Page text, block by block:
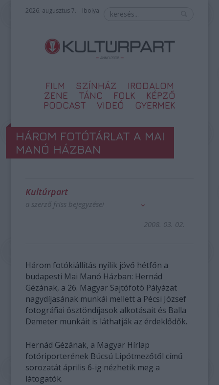
2026. augusztus 7. – Ibolya
FILM SZÍNHÁZ
IRODALOM
ZENE
TÁNC FOLK
KÉPZŐ
PODCAST
VIDEÓ GYERMEK
HÁROM FOTÓTÁRLAT A MAI
MANÓ HÁZBAN
Kultúrpart
a szerző friss bejegyzései
2008. 03. 02.
Három fotókiállítás nyílik jövő hétfőn a
budapesti Mai Manó Házban: Hernád
Gézának, a 26. Magyar Sajtófotó Pályázat
nagydíjasának munkái mellett a Pécsi József
fotográfiai ösztöndíjasok alkotásait és Balla
Demeter munkáit is láthatják az érdeklődők.
Hernád Gézának, a Magyar Hírlap
fotóriporterének Búcsú Lipótmezőtől című
sorozatát április 6-ig nézhetik meg a
látogatók.